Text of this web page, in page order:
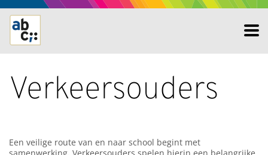
Verkeersouders
Een veilige route van en naar school begint met